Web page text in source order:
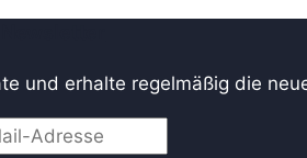
und erhalte regelmäßig die